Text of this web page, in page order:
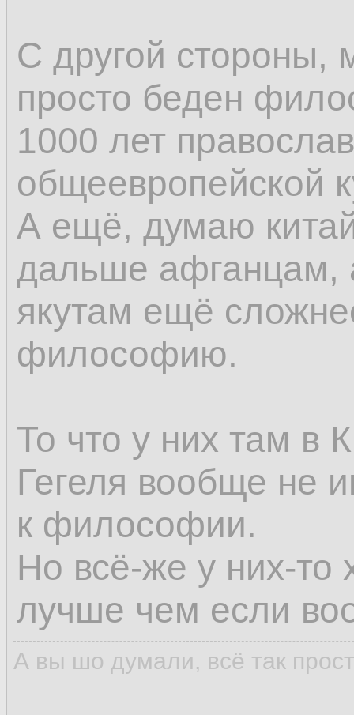
С другой стороны,
просто беден
1000 лет
общеевропейской
А ещё, думаю
дальше афганцам,
якутам ещё
философию.
То что у них там в
Гегеля вообще не
к философии.
Но всё-же у них-то
лучше чем если
А вы шо думали, всё так